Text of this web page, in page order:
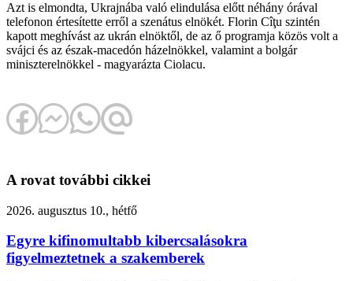
Azt is elmondta, Ukrajnába való elindulása előtt néhány órával
telefonon értesítette erről a szenátus elnökét. Florin Cîţu szintén
kapott meghívást az ukrán elnöktől, de az ő programja közös volt a
svájci és az észak-macedón házelnökkel, valamint a bolgár
miniszterelnökkel - magyarázta Ciolacu.
A rovat további cikkei
2026. augusztus 10., hétfő
Egyre kifinomultabb kibercsalásokra
figyelmeztetnek a szakemberek